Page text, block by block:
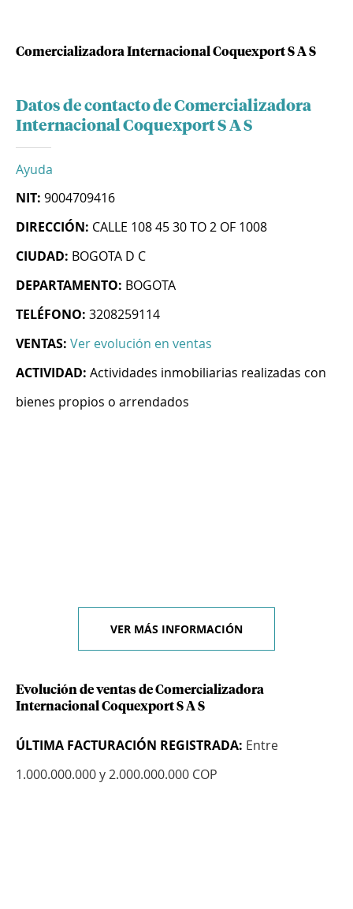
Comercializadora Internacional Coquexport S A S
Datos de contacto de Comercializadora
Internacional Coquexport S A S
Ayuda
NIT: 9004709416
DIRECCIÓN: CALLE 108 45 30 TO 2 OF 1008
CIUDAD: BOGOTA D C
DEPARTAMENTO: BOGOTA
TELÉFONO: 3208259114
VENTAS: Ver evolución en ventas
ACTIVIDAD: Actividades inmobiliarias realizadas con
bienes propios o arrendados
VER MÁS INFORMACIÓN
Evolución de ventas de Comercializadora
Internacional Coquexport S A S
ÚLTIMA FACTURACIÓN REGISTRADA: Entre
1.000.000.000 y 2.000.000.000 COP